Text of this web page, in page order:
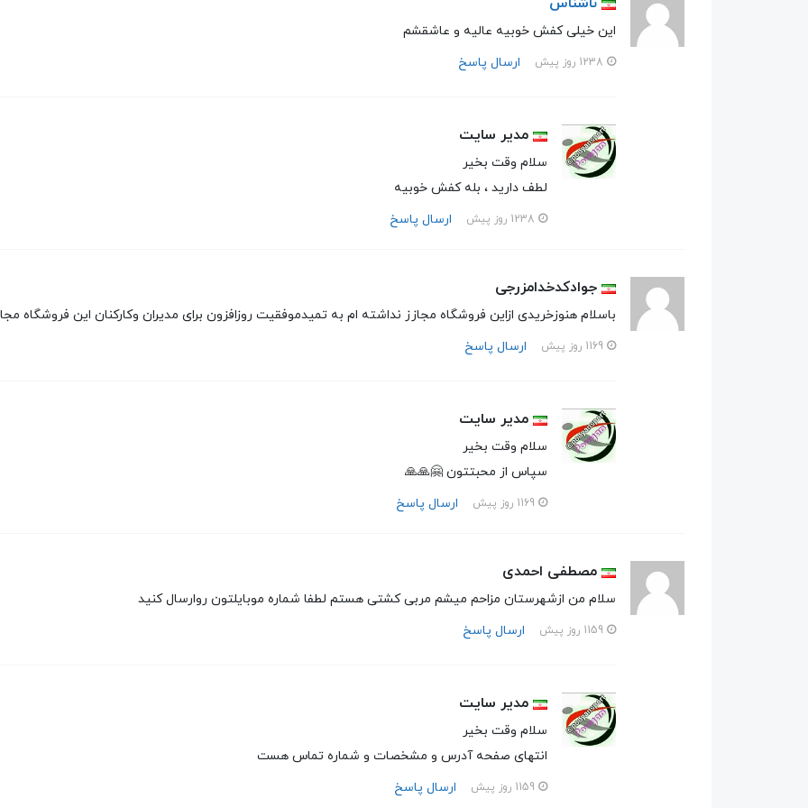
این خیلی کفش خوبیه عالیه و عاشقشم
ارسال پاسخ
مدیر سایت
سلام وقت بخیر
لطف دارید ، بله کفش خوبیه
ارسال پاسخ
جوادکدخدامزرجی
باسلام هنوزخریدی ازاین فروشگاه مجازز نداشته ام به تمیدموفقیت روزافزون برای مدیران وکارکنان این فروشگاه
ارسال پاسخ
مدیر سایت
سلام وقت بخیر
سپاس از محبتتون 🤗🙏🙏
ارسال پاسخ
مصطفی احمدی
سلام من ازشهرستان مزاحم میشم مربی کشتی هستم لطفا شماره موبایلتون روارسال کنید
ارسال پاسخ
مدیر سایت
سلام وقت بخیر
انتهای صفحه آدرس و مشخصات و شماره تماس هست
ارسال پاسخ